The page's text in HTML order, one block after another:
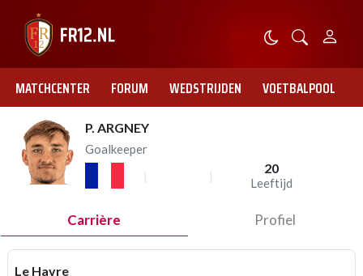
MATCHCENTER FORUM WEDSTRIJDEN VOETBALPOOL
P. ARGNEY
Goalkeeper
20
Leeftijd
Carrière Profiel
Le Havre